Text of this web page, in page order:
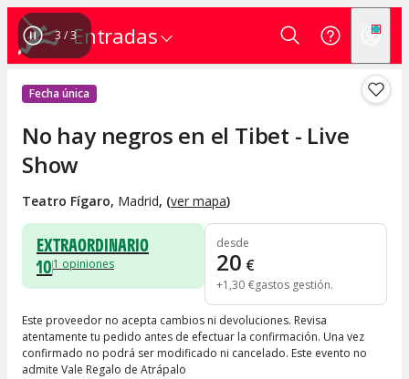
Entradas
1 /3
Fecha única
No hay negros en el Tibet - Live
Show
Teatro Fígaro, Madrid, (ver mapa)
EXTRAORDINARIO
101 opiniones
desde
20 €
+1 ,30 €gastos gestión
Este proveedor no acepta cambios ni devoluciones. Revisa
atentamente tu pedido antes de efectuar la confirmación. Una vez
confirmado no podrá ser modificado ni cancelado. Este evento no
admite Vale Regalo de Atrápalo